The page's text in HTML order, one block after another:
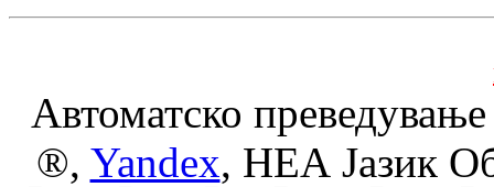
Автоматско
®, Yandex, НЕА Јазик